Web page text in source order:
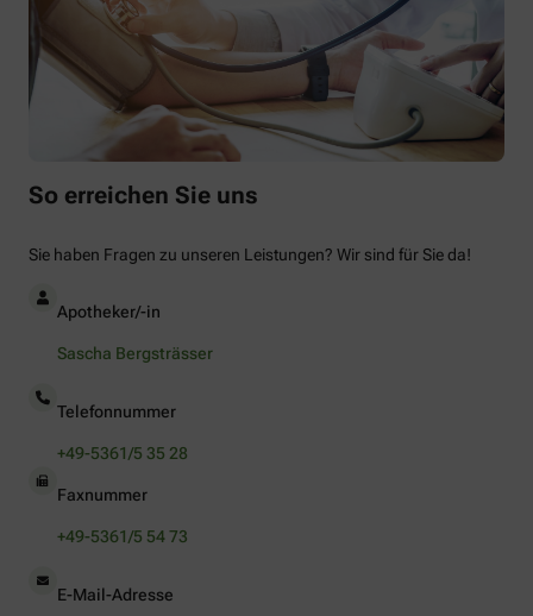
So erreichen Sie uns
Sie haben Fragen zu unseren Leistungen? Wir sind für Sie da!
Apotheker/-in
Sascha Bergsträsser
Telefonnummer
+49-5361/5 35 28
Faxnummer
+49-5361/5 54 73
E-Mail-Adresse